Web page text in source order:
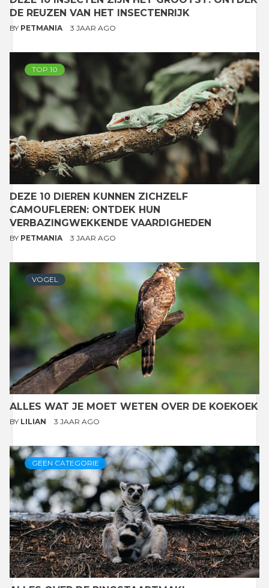
DE REUZEN VAN HET INSECTENRIJK
BY PETMANIA 3 JAAR AGO
TOP 10
DEZE 10 DIEREN KUNNEN ZICHZELF
CAMOUFLEREN: ONTDEK HUN
VERBAZINGWEKKENDE VAARDIGHEDEN
BY PETMANIA 3 JAAR AGO
VOGEL
ALLES WAT JE MOET WETEN OVER DE KOEKOEK
BY LILIAN 3 JAAR AGO
GEEN CATEGORIE